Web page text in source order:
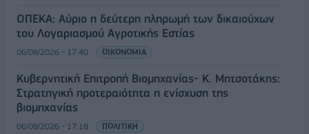
ΟΠΕΚΑ: Αύριο η δεύτερη πληρωμή των δικαιούχων
του Λογαριασμού Αγροτικής Εστίας
06/08/2026 - 17:40 ΟΙΚΟΝΟΜΙΑ
Κυβερνητική Επιτροπή Βιομηχανίας- Κ. Μητσοτάκης:
Στρατηγική προτεραιότητα η ενίσχυση της
βιομηχανίας
06/08/2026 - 17:18 ΠΟΛΙΤΙΚΗ